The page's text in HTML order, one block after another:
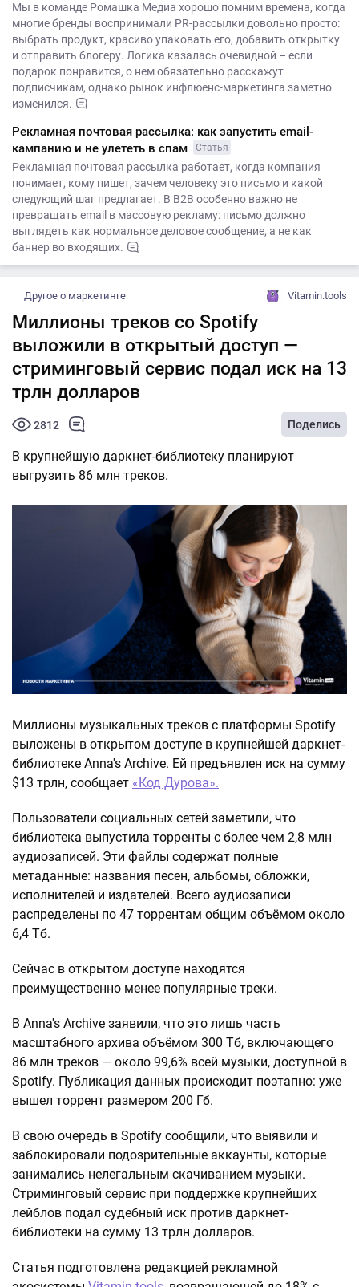
Мы в команде Ромашка Медиа хорошо помним времена, когда
многие бренды воспринимали PR-рассылки довольно просто:
выбрать продукт, красиво упаковать его, добавить открытку
и отправить блогеру. Логика казалась очевидной – если
подарок понравится, о нем обязательно расскажут
подписчикам, однако рынок инфлюенс-маркетинга заметно
изменился.
Рекламная почтовая рассылка: как запустить email-
кампанию и не улететь в спам
Статья
Рекламная почтовая рассылка работает, когда компания
понимает, кому пишет, зачем человеку это письмо и какой
следующий шаг предлагает. В B2B особенно важно не
превращать email в массовую рекламу: письмо должно
выглядеть как нормальное деловое сообщение, а не как
баннер во входящих.
Другое о маркетинге Vitamin.tools
Миллионы треков со Spotify
выложили в открытый доступ —
стриминговый сервис подал иск на 13
трлн долларов
2812 Поделись
В крупнейшую даркнет-библиотеку планируют
выгрузить 86 млн треков.
Миллионы музыкальных треков с платформы Spotify
выложены в открытом доступе в крупнейшей даркнет-
библиотеке Anna's Archive. Ей предъявлен иск на сумму
$13 трлн, сообщает «Код Дурова».
Пользователи социальных сетей заметили, что
библиотека выпустила торренты с более чем 2,8 млн
аудиозаписей. Эти файлы содержат полные
метаданные: названия песен, альбомы, обложки,
исполнителей и издателей. Всего аудиозаписи
распределены по 47 торрентам общим объёмом около
6,4 Тб.
Сейчас в открытом доступе находятся
преимущественно менее популярные треки.
В Anna's Archive заявили, что это лишь часть
масштабного архива объёмом 300 Тб, включающего
86 млн треков — около 99,6% всей музыки, доступной в
Spotify. Публикация данных происходит поэтапно: уже
вышел торрент размером 200 Гб.
В свою очередь в Spotify сообщили, что выявили и
заблокировали подозрительные аккаунты, которые
занимались нелегальным скачиванием музыки.
Стриминговый сервис при поддержке крупнейших
лейблов подал судебный иск против даркнет-
библиотеки на сумму 13 трлн долларов.
Статья подготовлена редакцией рекламной